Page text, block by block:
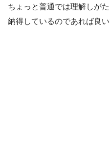
ちょっと普通では理解しが
納得しているのであれば良い